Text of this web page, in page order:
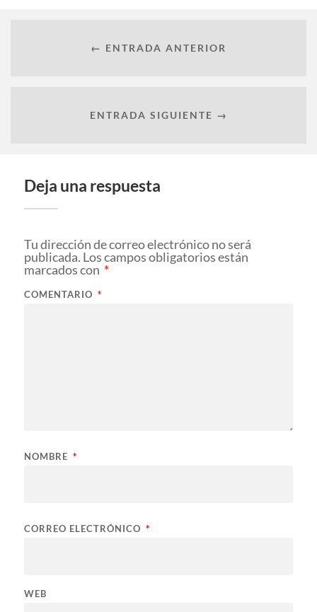
← ENTRADA ANTERIOR
ENTRADA SIGUIENTE →
Deja una respuesta
Tu dirección de correo electrónico no será
publicada. Los campos obligatorios están
marcados con *
COMENTARIO *
NOMBRE *
CORREO ELECTRÓNICO *
WEB